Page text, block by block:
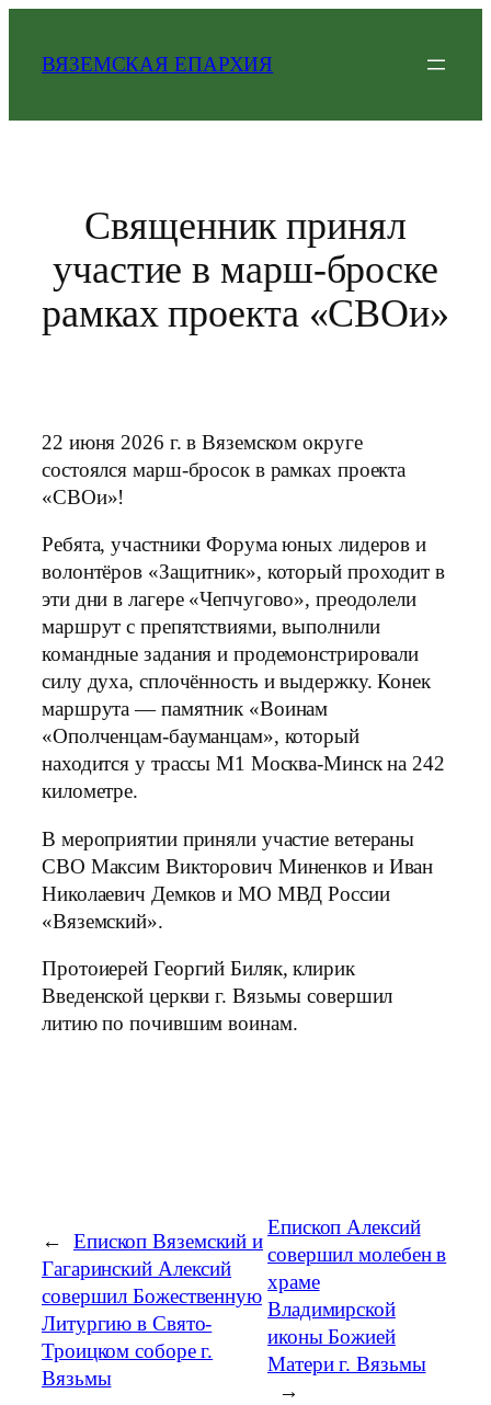
содержимому
ВЯЗЕМСКАЯ ЕПАРХИЯ
Священник принял
участие в марш-броске
рамках проекта «СВОи»
22 июня 2026 г. в Вяземском округе
состоялся марш-бросок в рамках проекта
«СВОи»!
Ребята, участники Форума юных лидеров и
волонтёров «Защитник», который проходит в
эти дни в лагере «Чепчугово», преодолели
маршрут с препятствиями, выполнили
командные задания и продемонстрировали
силу духа, сплочённость и выдержку. Конек
маршрута — памятник «Воинам
«Ополченцам-бауманцам», который
находится у трассы М1 Москва-Минск на 242
километре.
В мероприятии приняли участие ветераны
СВО Максим Викторович Миненков и Иван
Николаевич Демков и МО МВД России
«Вяземский».
Протоиерей Георгий Биляк, клирик
Введенской церкви г. Вязьмы совершил
литию по почившим воинам.
←
Епископ Вяземский и
Гагаринский Алексий
совершил Божественную
Литургию в Свято-
Троицком соборе г.
Вязьмы
Епископ Алексий
совершил молебен в
храме
Владимирской
иконы Божией
Матери г. Вязьмы
→